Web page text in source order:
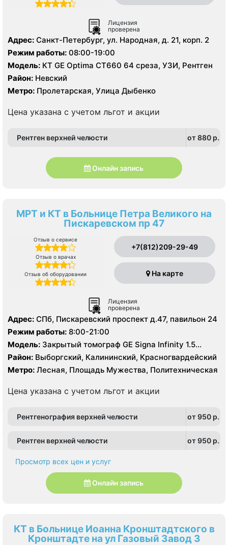
Лицензия
проверена
Адрес: Санкт-Петербург, ул. Народная, д. 21, корп. 2
Режим работы: 08:00-19:00
Модель: КТ GE Optima CT660 64 среза, УЗИ, Рентген
Район: Невский
Метро: Пролетарская, Улица Дыбенко
Цена указана с учетом льгот и акции
Рентген верхней челюсти от 880 p.
Онлайн запись
МРТ и КТ в Больнице Петра Великого на
Пискаревском пр 47
Отзыв о сервисе
Отзыв о врачах
Отзыв об оборудовании
+7(812)209-29-49
На карте
Лицензия
проверена
Адрес: СПб, Пискаревский проспект д.47, павильон 24
Режим работы: 8:00-21:00
Модель: Закрытый томограф GE Signa Infinity 1.5
Тесла, КТ Toshiba Aguilion 64 среза, УЗИ
Район: Выборгский, Калининский, Красногвардейский
Метро: Лесная, Площадь Мужества, Политехническая
Цена указана с учетом льгот и акции
Рентгенография верхней челюсти от 950 p.
Рентген верхней челюсти от 950 p.
Просмотр всех цен и услуг
Онлайн запись
КТ в Больнице Иоанна Кронштадтского в
Кронштадте на ул Газовый Завод 3